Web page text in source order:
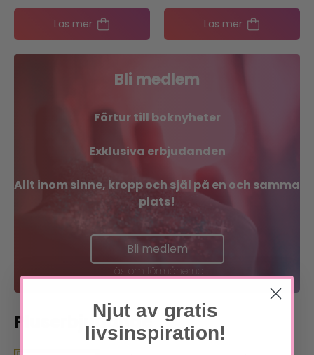
Läs mer Läs mer
Bli medlem
Förtur till boknyheter
Exklusiva erbjudanden
Allt inom sinne, kropp och själ på en och samma
plats!
Bli medlem
Läs om förmånerna
PluserbjudandeNjut av gratis
livsinspiration!